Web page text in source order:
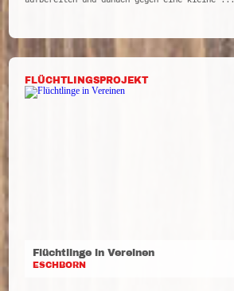
FLÜCHTLINGSPROJEKT
Flüchtlinge in Vereinen
ESCHBORN